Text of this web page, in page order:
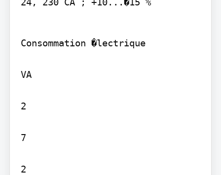
Consommation �lectrique
VA
2
7
2